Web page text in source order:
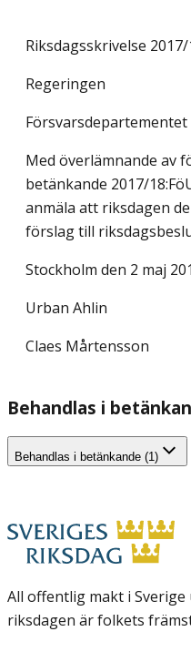
Riksdagsskrivelse 2017/
Regeringen
Försvarsdepartementet
Med överlämnande av
betänkande 2017/
anmäla att riksdagen
förslag till
Stockholm den 2 maj
Urban Ahlin
Claes Mårtensson
Behandlas i
Behandlas i betänkande (1)
All offentlig makt i
riksdagen är folkets